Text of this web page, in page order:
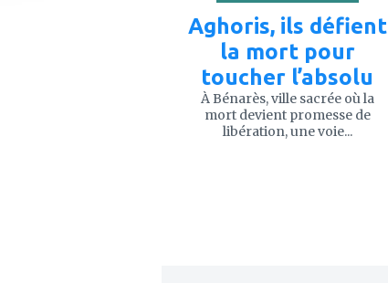
Aghoris, ils défient
la mort pour
toucher l’absolu
À Bénarès, ville sacrée où la
mort devient promesse de
libération, une voie...